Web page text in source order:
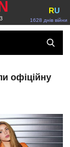
1628 днів війни
RU
офіційну